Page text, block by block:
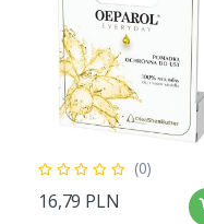
(0)
16,79 PLN